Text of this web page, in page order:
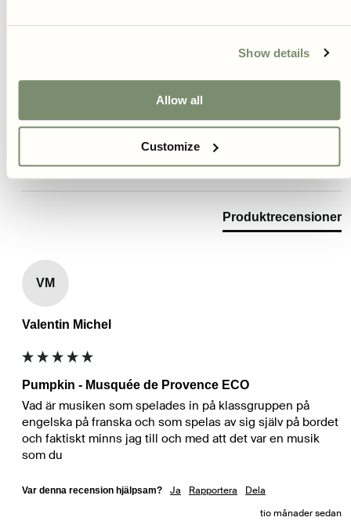
Show details
Allow all
Customize
Skriv Recension
100% rated this product 4-5 stars
Produktrecensioner
VM
Valentin Michel
Pumpkin - Musquée de Provence ECO
Vad är musiken som spelades in på klassgruppen på
engelska på franska och som spelas av sig själv på bordet
och faktiskt minns jag till och med att det var en musik
som du
Var denna recension hjälpsam? Ja Rapportera
Dela
tio månader sedan